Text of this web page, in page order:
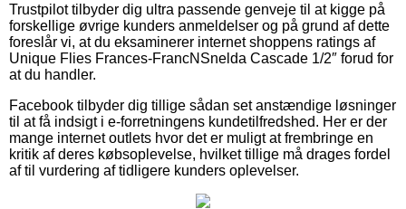
Trustpilot tilbyder dig ultra passende genveje til at kigge på
forskellige øvrige kunders anmeldelser og på grund af dette
foreslår vi, at du eksaminerer internet shoppens ratings af
Unique Flies Frances-FrancNSnelda Cascade 1/2″ forud for
at du handler.
Facebook tilbyder dig tillige sådan set anstændige løsninger
til at få indsigt i e-forretningens kundetilfredshed. Her er der
mange internet outlets hvor det er muligt at frembringe en
kritik af deres købsoplevelse, hvilket tillige må drages fordel
af til vurdering af tidligere kunders oplevelser.